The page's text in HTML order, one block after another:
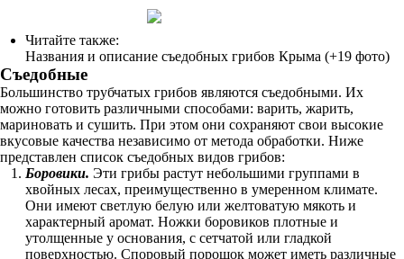
Читайте также:
Названия и описание съедобных грибов Крыма (+19 фото)
Съедобные
Большинство трубчатых грибов являются съедобными. Их
можно готовить различными способами: варить, жарить,
мариновать и сушить. При этом они сохраняют свои высокие
вкусовые качества независимо от метода обработки. Ниже
представлен список съедобных видов грибов:
Боровики. Эти грибы растут небольшими группами в
хвойных лесах, преимущественно в умеренном климате.
Они имеют светлую белую или желтоватую мякоть и
характерный аромат. Ножки боровиков плотные и
утолщенные у основания, с сетчатой или гладкой
поверхностью. Споровый порошок может иметь различные